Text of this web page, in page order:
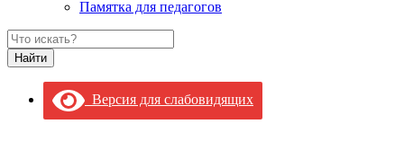
Памятка для педагогов
Версия для слабовидящих